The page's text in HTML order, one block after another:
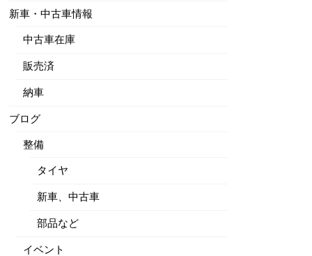
新車・中古車情報
中古車在庫
販売済
納車
ブログ
整備
タイヤ
新車、中古車
部品など
イベント